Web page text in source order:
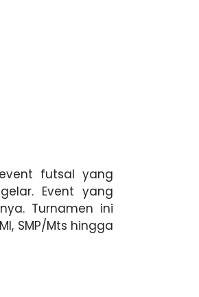
futsal yang
Event yang
Turnamen ini
SMP/Mts hingga